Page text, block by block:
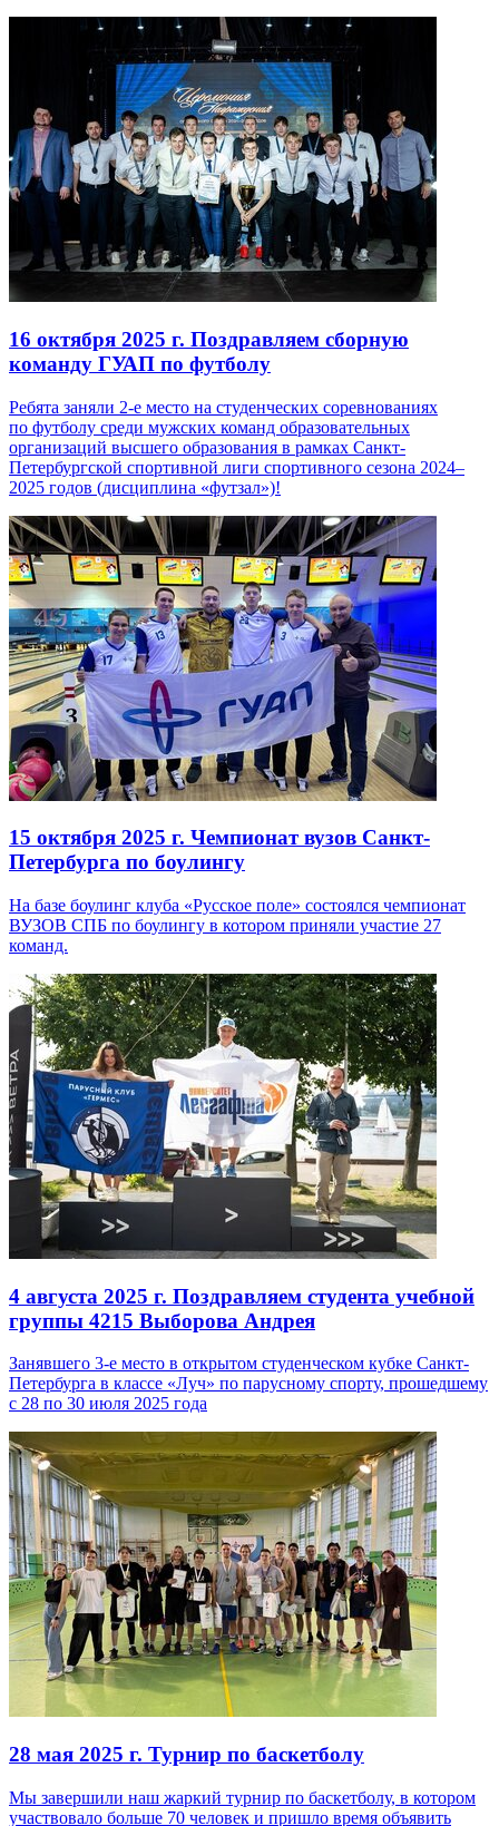
16 октября 2025 г. Поздравляем сборную
команду ГУАП по футболу
Ребята заняли 2-е место на студенческих соревнованиях
по футболу среди мужских команд образовательных
организаций высшего образования в рамках Санкт-
Петербургской спортивной лиги спортивного сезона 2024–
2025 годов (дисциплина «футзал»)!
15 октября 2025 г. Чемпионат вузов Санкт-
Петербурга по боулингу
На базе боулинг клуба «Русское поле» состоялся чемпионат
ВУЗОВ СПБ по боулингу в котором приняли участие 27
команд.
4 августа 2025 г. Поздравляем студента учебной
группы 4215 Выборова Андрея
Занявшего 3-е место в открытом студенческом кубке Санкт-
Петербурга в классе «Луч» по парусному спорту, прошедшему
с 28 по 30 июля 2025 года
28 мая 2025 г. Турнир по баскетболу
Мы завершили наш жаркий турнир по баскетболу, в котором
участвовало больше 70 человек и пришло время объявить